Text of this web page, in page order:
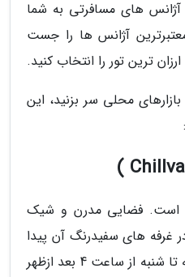
آژانس های مسافرتی به شما
آژانس ها را جست
ترین تور را انتخاب کنید.
محلی سر بزنید، این
است. فضایی مدرن و شیک
غرفه های سفیدرنگ آن پیدا
می گردد. این بازار از پنجشنبه تا شنبه از ساعت 4 بعد ازظهر